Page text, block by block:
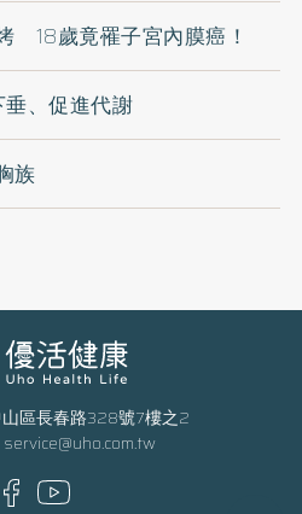
18歲竟罹子宮內膜癌！
、促進代謝
族
區長春路328號7樓之2
service@uho.com.tw